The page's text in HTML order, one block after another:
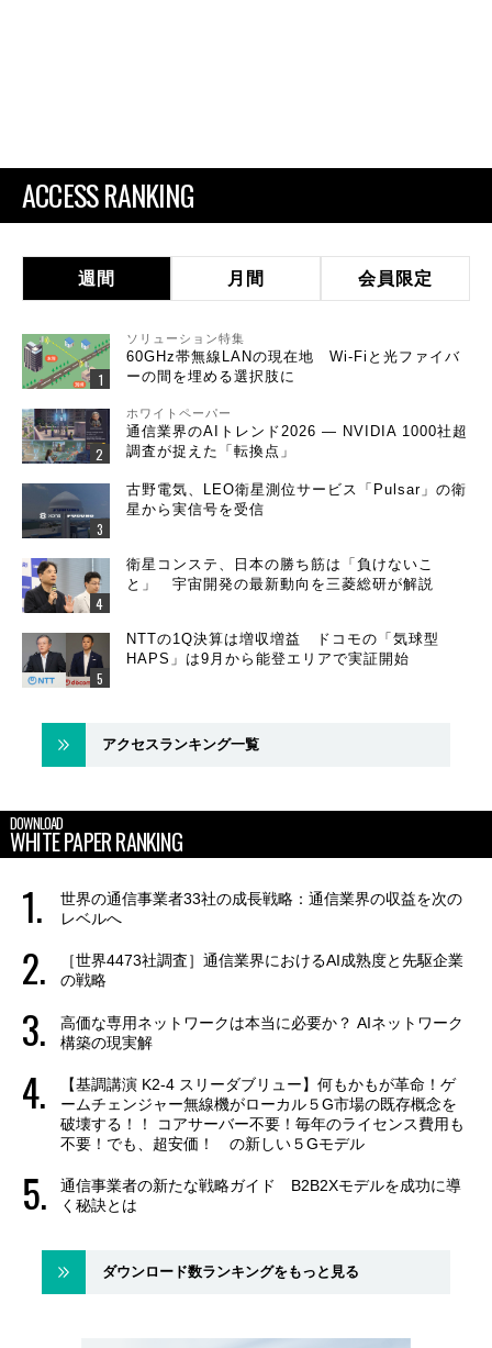
ACCESS RANKING
週間 月間 会員限定
ソリューション特集
60GHz帯無線LANの現在地 Wi-Fiと光ファイバ
ーの間を埋める選択肢に
ホワイトペーパー
通信業界のAIトレンド2026 ― NVIDIA 1000社超
調査が捉えた「転換点」
古野電気、LEO衛星測位サービス「Pulsar」の衛
星から実信号を受信
衛星コンステ、日本の勝ち筋は「負けないこ
と」 宇宙開発の最新動向を三菱総研が解説
NTTの1Q決算は増収増益 ドコモの「気球型
HAPS」は9月から能登エリアで実証開始
アクセスランキング一覧
DOWNLOAD
WHITE PAPER RANKING
世界の通信事業者33社の成長戦略：通信業界の収益を次の
レベルへ
［世界4473社調査］通信業界におけるAI成熟度と先駆企業
の戦略
高価な専用ネットワークは本当に必要か？ AIネットワーク
構築の現実解
【基調講演 K2-4 スリーダブリュー】何もかもが革命！ゲ
ームチェンジャー無線機がローカル５G市場の既存概念を
破壊する！！ コアサーバー不要！毎年のライセンス費用も
不要！でも、超安価！ の新しい５Gモデル
通信事業者の新たな戦略ガイド B2B2Xモデルを成功に導
く秘訣とは
ダウンロード数ランキングをもっと見る